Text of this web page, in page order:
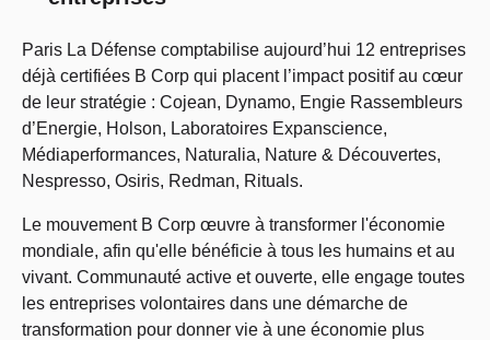
Paris La Défense comptabilise aujourd’hui 12 entreprises
déjà certifiées B Corp qui placent l’impact positif au cœur
de leur stratégie : Cojean, Dynamo, Engie Rassembleurs
d’Energie, Holson, Laboratoires Expanscience,
Médiaperformances, Naturalia, Nature & Découvertes,
Nespresso, Osiris, Redman, Rituals.
Le mouvement B Corp œuvre à transformer l'économie
mondiale, afin qu'elle bénéficie à tous les humains et au
vivant. Communauté active et ouverte, elle engage toutes
les entreprises volontaires dans une démarche de
transformation pour donner vie à une économie plus